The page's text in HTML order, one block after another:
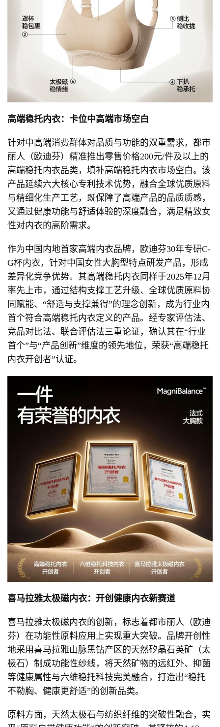
高端稳托内衣：卡位中高端市场空白
针对中高端消费群体对品质与功能的双重需求，都市
丽人（欧迪芬）精准推出零售价格200元/件及以上的
高端稳托内衣品类，填补高端稳托内衣市场空白。该
产品延续六大核心专利技术优势，融合全球优质原料
与精细化生产工艺，既保障了高端产品的品质质感，
又通过健康功能与舒适体验的深度融合，满足精致女
性对内衣的高阶需求。
作为中国内地首家高端内衣品牌，欧迪芬30年专研C-
G杯内衣，针对中国女性大胸型特点研发产品，形成
差异化竞争优势。其高端稳托内衣同样于2025年12月
率先上市，通过结构支撑工艺升级、全球优质原料协
同赋能、“舒适与支撑兼得”的理念创新，成为行业内
首个符合高端稳托内衣定义的产品。经专家评估法、
竞品对比法、联合评估法三重论证，确认其在“行业
首个”与“产品创新”维度的领先地位，荣获“高端稳托
内衣开创者”认证。
喜马拉雅太极磁内衣：开创健康内衣新赛道
喜马拉雅太极磁内衣的创新，标志着都市丽人（欧迪
芬）在功能性原料应用上实现重大突破。品牌开创性
地采用喜马拉雅山脉黑钻产区的天然矽晶石英矿（太
极石）制成功能性纱线，将天然矿物的远红外、抑菌
等健康属性与六维稳托科技完美融合，打造出“稳托
不勒胸、健康更舒适”的创新品类。
原料方面，天然太极石与纺织纤维的突破性融合，实